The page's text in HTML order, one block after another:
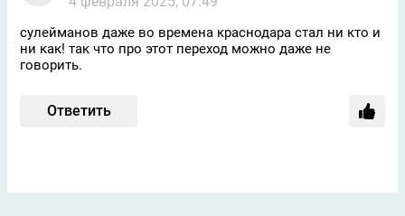
сулейманов даже во времена краснодара стал ни кто и
ни как! так что про этот переход можно даже не
говорить.
Ответить